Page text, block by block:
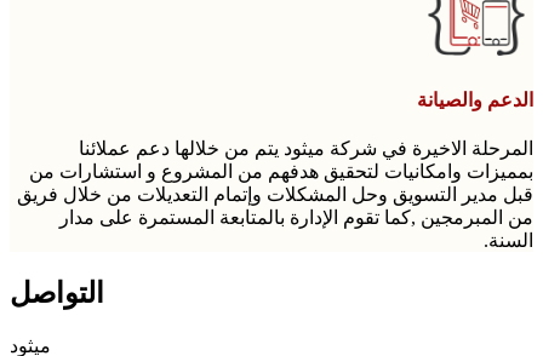
الدعم والصيانة
المرحلة الاخيرة في شركة ميثود يتم من خلالها دعم عملائنا
بمميزات وامكانيات لتحقيق هدفهم من المشروع و استشارات من
قبل مدير التسويق وحل المشكلات وإتمام التعديلات من خلال فريق
من المبرمجين ,كما تقوم الإدارة بالمتابعة المستمرة على مدار
السنة.
التواصل
ميثود